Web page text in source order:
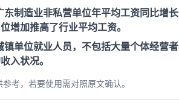
东制造业非私营单位年平均工资同比增
增加推高了行业平均工资。
单位就业人员，不包括大量个体经营
入状况。
考，若要使用需对照原文确认。